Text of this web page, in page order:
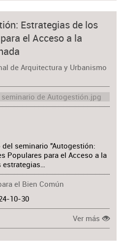
Estrategias de los
el Acceso a la
de Arquitectura y Urbanismo
seminario "Autogestión:
Populares para el Acceso a la
estrategias…
el Bien Común
10-30
Ver más